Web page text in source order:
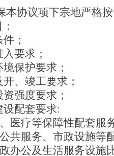
本协议项下宗地严格
；
入要求；
境保护要求；
开、竣工要求；
资强度要求；
设配套要求:
医疗等保障性配套服
公共服务、市政设施等
办公及生活服务设施